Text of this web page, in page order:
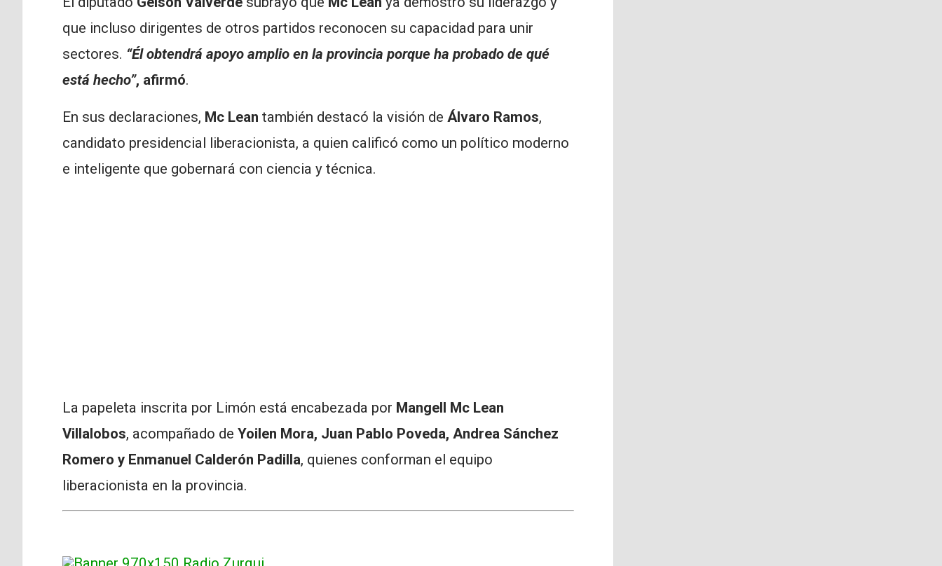
que incluso dirigentes de otros partidos reconocen su capacidad para unir
sectores. “Él obtendrá apoyo amplio en la provincia porque ha probado de qué
está hecho”, afirmó.
En sus declaraciones, Mc Lean también destacó la visión de Álvaro Ramos,
candidato presidencial liberacionista, a quien calificó como un político moderno
e inteligente que gobernará con ciencia y técnica.
La papeleta inscrita por Limón está encabezada por Mangell Mc Lean
Villalobos, acompañado de Yoilen Mora, Juan Pablo Poveda, Andrea Sánchez
Romero y Enmanuel Calderón Padilla, quienes conforman el equipo
liberacionista en la provincia.